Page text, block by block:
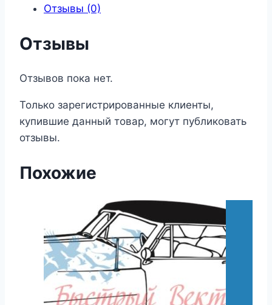
Отзывы (0)
Отзывы
Отзывов пока нет.
Только зарегистрированные клиенты,
купившие данный товар, могут публиковать
отзывы.
Похожие